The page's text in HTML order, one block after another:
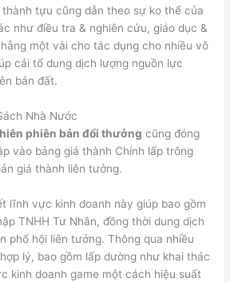
tựu cũng dẫn theo sự ko thể của
như điều tra & nghiên cứu, giáo dục &
một vài cho tác dụng cho nhiều vô
cải tổ dung dịch lượng nguồn lực
bản đất.
Nhà Nước
phiên bản đổi thưởng cũng đóng
vào bảng giá thành Chính lấp trông
giá thành liên tưởng.
lĩnh vực kinh doanh này giúp bao gồm
TNHH Tư Nhân, đồng thời dung dịch
phố hội liên tưởng. Thông qua nhiều
lý, bao gồm lấp dường như khai thác
kinh doanh game một cách hiệu suất